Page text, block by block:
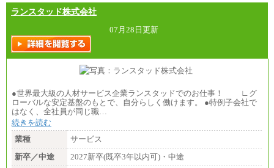
ランスタッド株式会社
07月28日更新
●世界最大級の人材サービス企業ランスタッドでのお仕事！ ∟グ
ローバルな安定基盤のもとで、自分らしく働けます。 ●特例子会社で
はなく、全社員が同じ職…
続きを読む
業種
サービス
新卒／中途
2027新卒(既卒3年以内可)・中途